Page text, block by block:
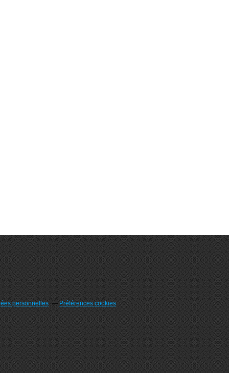
personnelles Préférences cookies